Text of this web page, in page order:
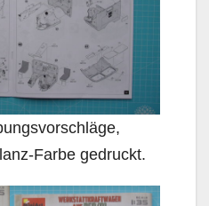
Farbe gedruckt.